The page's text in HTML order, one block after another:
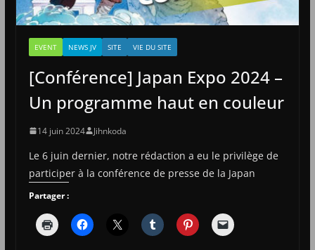
EVENT NEWS JV SITE VIE DU SITE
[Conférence] Japan Expo 2024 –
Un programme haut en couleur
14 juin 2024 Jihnkoda
Le 6 juin dernier, notre rédaction a eu le privilège de
participer à la conférence de presse de la Japan
Partager :